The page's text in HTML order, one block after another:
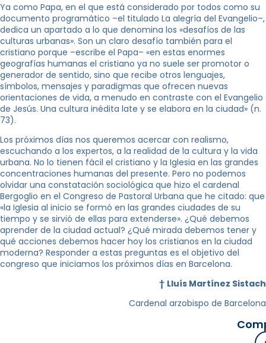
Ya como Papa, en el que está considerado por todos como su
documento programático –el titulado La alegría del Evangelio–,
dedica un apartado a lo que denomina los «desafíos de las
culturas urbanas». Son un claro desafío también para el
cristiano porque –escribe el Papa– «en estas enormes
geografías humanas el cristiano ya no suele ser promotor o
generador de sentido, sino que recibe otros lenguajes,
símbolos, mensajes y paradigmas que ofrecen nuevas
orientaciones de vida, a menudo en contraste con el Evangelio
de Jesús. Una cultura inédita late y se elabora en la ciudad» (n.
73).
Los próximos días nos queremos acercar con realismo,
escuchando a los expertos, a la realidad de la cultura y la vida
urbana. No lo tienen fácil el cristiano y la Iglesia en las grandes
concentraciones humanas del presente. Pero no podemos
olvidar una constatación sociológica que hizo el cardenal
Bergoglio en el Congreso de Pastoral Urbana que he citado: que
«la Iglesia al inicio se formó en las grandes ciudades de su
tiempo y se sirvió de ellas para extenderse». ¿Qué debemos
aprender de la ciudad actual? ¿Qué mirada debemos tener y
qué acciones debemos hacer hoy los cristianos en la ciudad
moderna? Responder a estas preguntas es el objetivo del
congreso que iniciamos los próximos días en Barcelona.
† Lluís Martínez Sistach
Cardenal arzobispo de Barcelona